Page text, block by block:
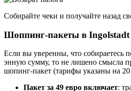
Собирайте чеки и получайте назад
Шоппинг-пакеты в Ingolstadt
Если вы уверенны, что собираетесь
энную сумму, то не лишено смысла
шопинг-пакет (тарифы указаны на
Пакет за 49 евро включает: